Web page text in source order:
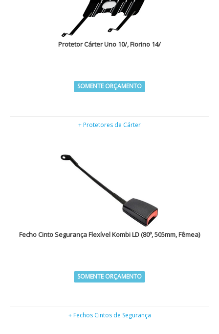
Protetor Cárter Uno 10/, Fiorino 14/
SOMENTE ORÇAMENTO
+ Protetores de Cárter
Fecho Cinto Segurança Flexível Kombi LD (80º, 505mm, Fêmea)
SOMENTE ORÇAMENTO
+ Fechos Cintos de Segurança